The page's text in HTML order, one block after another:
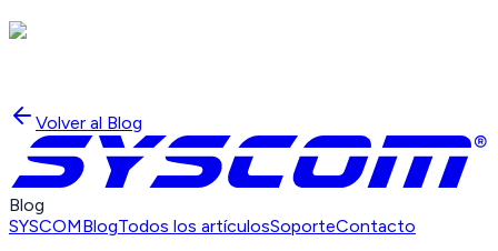
Volver al Blog
Blog
SYSCOMBlogTodos los artículosSoporteContacto